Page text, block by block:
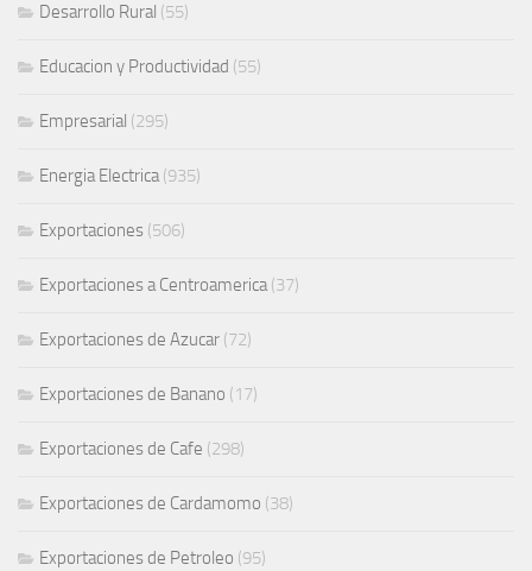
Desarrollo Rural (55)
Educacion y Productividad (55)
Empresarial (295)
Energia Electrica(935)
Exportaciones (506)
Exportaciones a Centroamerica(37)
Exportaciones de Azucar (72)
Exportaciones de Banano (17)
Exportaciones de Cafe (298)
Exportaciones de Cardamomo (38)
Exportaciones de Petroleo (95)